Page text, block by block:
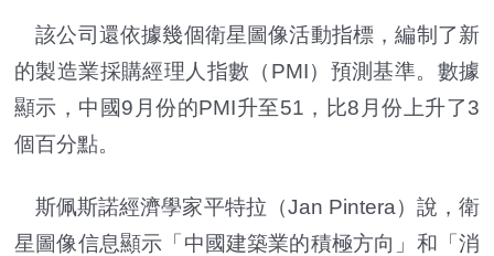
該公司還依據幾個衛星圖像活動指標，編制了新
的製造業採購經理人指數（PMI）預測基準。數據
顯示，中國9月份的PMI升至51，比8月份上升了3
個百分點。
斯佩斯諾經濟學家平特拉（Jan Pintera）說，衛
星圖像信息顯示「中國建築業的積極方向」和「消